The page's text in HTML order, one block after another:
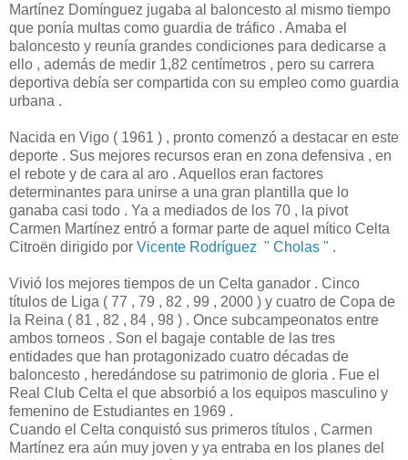
Martínez Domínguez jugaba al baloncesto al mismo tiempo
que ponía multas como guardia de tráfico . Amaba el
baloncesto y reunía grandes condiciones para dedicarse a
ello , además de medir 1,82 centímetros , pero su carrera
deportiva debía ser compartida con su empleo como guardia
urbana .
Nacida en Vigo ( 1961 ) , pronto comenzó a destacar en este
deporte . Sus mejores recursos eran en zona defensiva , en
el rebote y de cara al aro . Aquellos eran factores
determinantes para unirse a una gran plantilla que lo
ganaba casi todo . Ya a mediados de los 70 , la pivot
Carmen Martínez entró a formar parte de aquel mítico Celta
Citroën dirigido por Vicente Rodríguez " Cholas " .
Vivió los mejores tiempos de un Celta ganador . Cinco
títulos de Liga ( 77 , 79 , 82 , 99 , 2000 ) y cuatro de Copa de
la Reina ( 81 , 82 , 84 , 98 ) . Once subcampeonatos entre
ambos torneos . Son el bagaje contable de las tres
entidades que han protagonizado cuatro décadas de
baloncesto , heredándose su patrimonio de gloria . Fue el
Real Club Celta el que absorbió a los equipos masculino y
femenino de Estudiantes en 1969 .
Cuando el Celta conquistó sus primeros títulos , Carmen
Martínez era aún muy joven y ya entraba en los planes del